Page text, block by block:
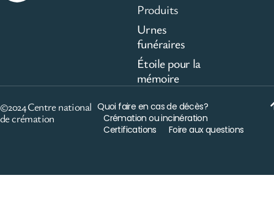
Produits
Urnes
funéraires
Étoile pour la
mémoire
©2024 Centre national
de crémation
Quoi faire en cas de décès?
Crémation ou incinération
Certifications
Foire aux questions